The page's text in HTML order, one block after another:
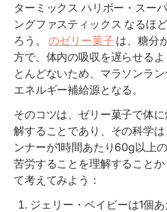
ターミックス ハリボー・スー
ングファスティックス なるほ
ろう。のゼリー菓子 は、糖分
方で、体内の吸収を遅らせる
とんどないため、マラソンラ
エネルギー補給源となる。
そのコツは、ゼリー菓子で体
解することであり、その科学
ンナーが1時間あたり60g以上
苦労することを理解すること
て考えてみよう：
ジェリー・ベイビーは1個